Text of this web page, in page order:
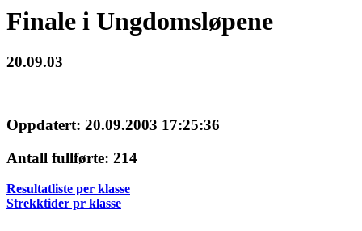
Finale i Ungdomsløpene
20.09.03
Oppdatert: 20.09.2003 17:25:36
Antall fullførte: 214
Resultatliste per klasse
Strekktider pr klasse